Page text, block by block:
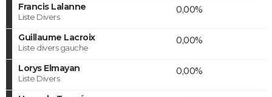
Francis Lalanne
Liste Divers
0,00%
Guillaume Lacroix
Liste divers gauche
0,00%
Lorys Elmayan
Liste Divers
0,00%